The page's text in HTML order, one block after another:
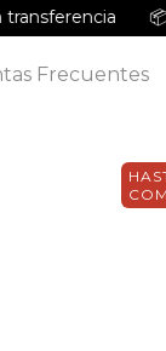
📦
Frecuentes